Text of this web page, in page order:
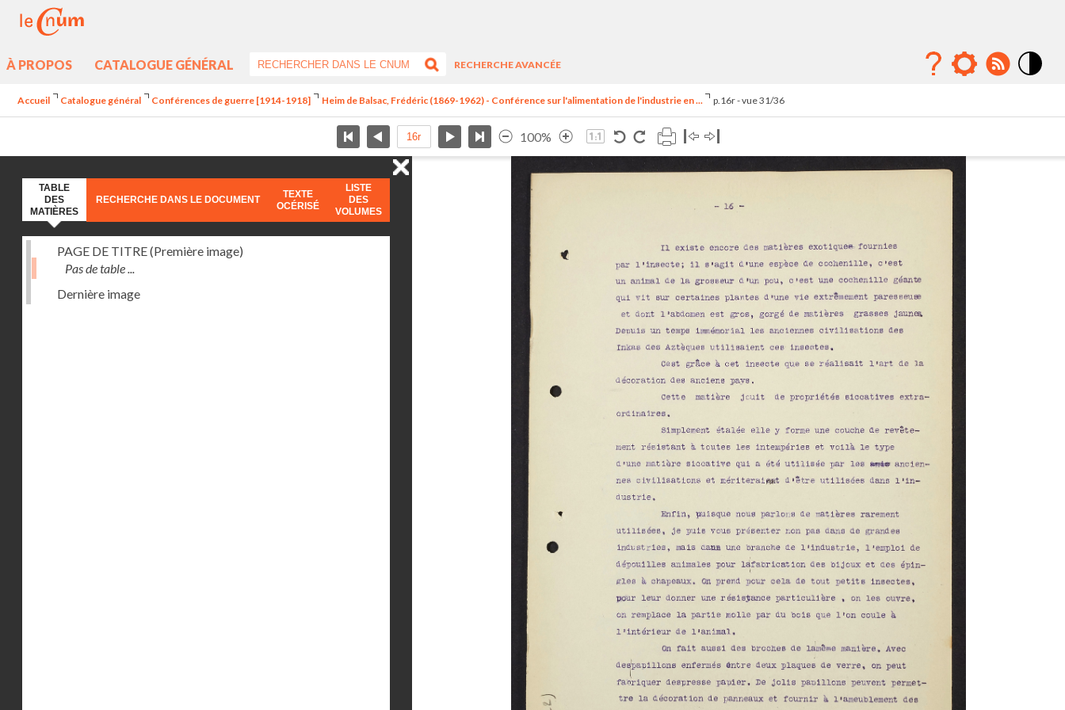
À PROPOS CATALOGUE GÉNÉRAL
RECHERCHE AVANCÉE
Accueil Catalogue général Conférences de guerre [1914-1918] Heim de Balsac, Frédéric (1869-1962) - Conférence sur l'alimentation de l'industrie en ... p.16r - vue 31/36
100%
TABLE
DES
MATIÈRES
RECHERCHE DANS LE DOCUMENT
TEXTE
OCÉRISÉ
LISTE
DES
VOLUMES
PAGE DE TITRE (Première image)
Pas de table ...
Dernière image